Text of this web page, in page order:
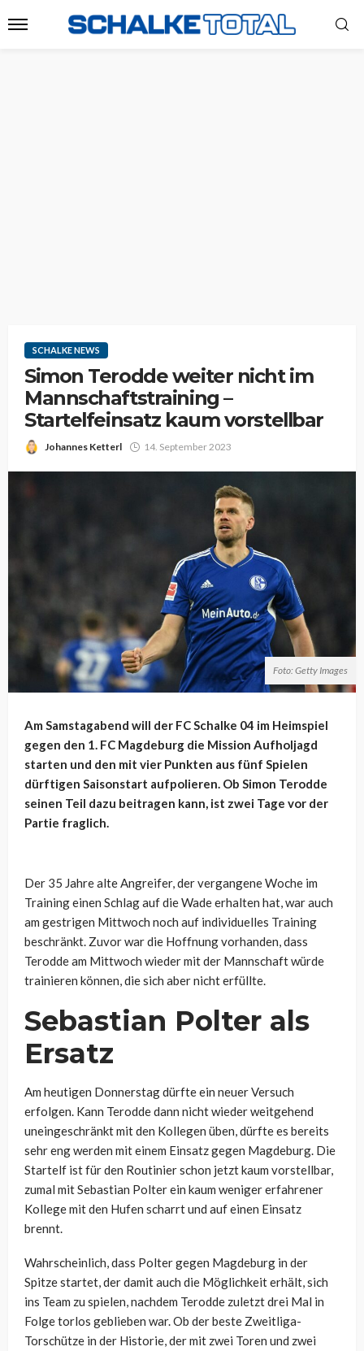
SCHALKE NEWS
Simon Terodde weiter nicht im
Mannschaftstraining –
Startelfeinsatz kaum vorstellbar
Johannes Ketterl 14. September 2023
Foto: Getty Images
Am Samstagabend will der FC Schalke 04 im Heimspiel
gegen den 1. FC Magdeburg die Mission Aufholjagd
starten und den mit vier Punkten aus fünf Spielen
dürftigen Saisonstart aufpolieren. Ob Simon Terodde
seinen Teil dazu beitragen kann, ist zwei Tage vor der
Partie fraglich.
Der 35 Jahre alte Angreifer, der vergangene Woche im
Training einen Schlag auf die Wade erhalten hat, war auch
am gestrigen Mittwoch noch auf individuelles Training
beschränkt. Zuvor war die Hoffnung vorhanden, dass
Terodde am Mittwoch wieder mit der Mannschaft würde
trainieren können, die sich aber nicht erfüllte.
Sebastian Polter als
Ersatz
Am heutigen Donnerstag dürfte ein neuer Versuch
erfolgen. Kann Terodde dann nicht wieder weitgehend
uneingeschränkt mit den Kollegen üben, dürfte es bereits
sehr eng werden mit einem Einsatz gegen Magdeburg. Die
Startelf ist für den Routinier schon jetzt kaum vorstellbar,
zumal mit Sebastian Polter ein kaum weniger erfahrener
Kollege mit den Hufen scharrt und auf einen Einsatz
brennt.
Wahrscheinlich, dass Polter gegen Magdeburg in der
Spitze startet, der damit auch die Möglichkeit erhält, sich
ins Team zu spielen, nachdem Terodde zuletzt drei Mal in
Folge torlos geblieben war. Ob der beste Zweitliga-
Torschütze in der Historie, der mit zwei Toren und zwei